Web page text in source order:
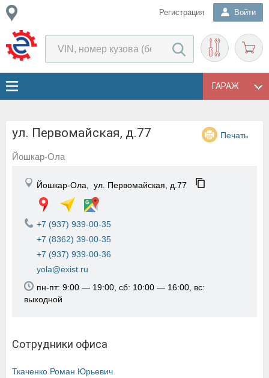
Регистрация Войти
ГАРАЖ
ул. Первомайская, д.77 Печать
Йошкар-Ола
Йошкар-Ола, ул. Первомайская, д.77
+7 (937) 939-00-35
+7 (8362) 39-00-35
+7 (937) 939-00-36
yola@exist.ru
пн-пт: 9:00 — 19:00, сб: 10:00 — 16:00, вс:
выходной
Сотрудники офиса
Ткаченко Роман Юрьевич